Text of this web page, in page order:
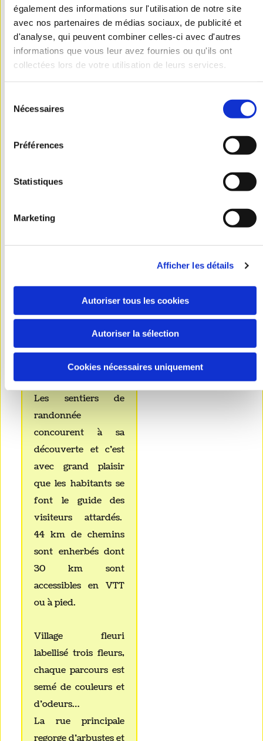
également des informations sur l'utilisation de notre site
avec nos partenaires de médias sociaux, de publicité et
d'analyse, qui peuvent combiner celles-ci avec d'autres
informations que vous leur avez fournies ou qu'ils ont
collectées lors de votre utilisation de leurs services.
Nécessaires
Préférences
Statistiques
Marketing
Afficher les détails
Autoriser tous les cookies
Autoriser la sélection
Cookies nécessaires uniquement
Baudres n’a
pourtant rien de
commun avec la
Champagne
Touraine et de la
appartient aux
plus communément
Nord.
La campagne
boisée, et
verdoyante : voir
panorama sur la
vallée de la Céphons
à partir de « La
Moinerie ».
Les sentiers de
randonnée
concourent à sa
découverte et c’est
avec grand plaisir
que les habitants se
font le guide des
visiteurs attardés.
44 km de chemins
sont enherbés dont
30 km sont
accessibles en VTT
ou à pied.
Village fleuri
labellisé trois fleurs,
chaque parcours est
semé de couleurs et
d’odeurs…
La rue principale
regorge d’arbustes et